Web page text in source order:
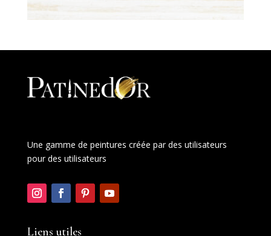
Une gamme de peintures créée par des utilisateurs
pour des utilisateurs
Liens utiles